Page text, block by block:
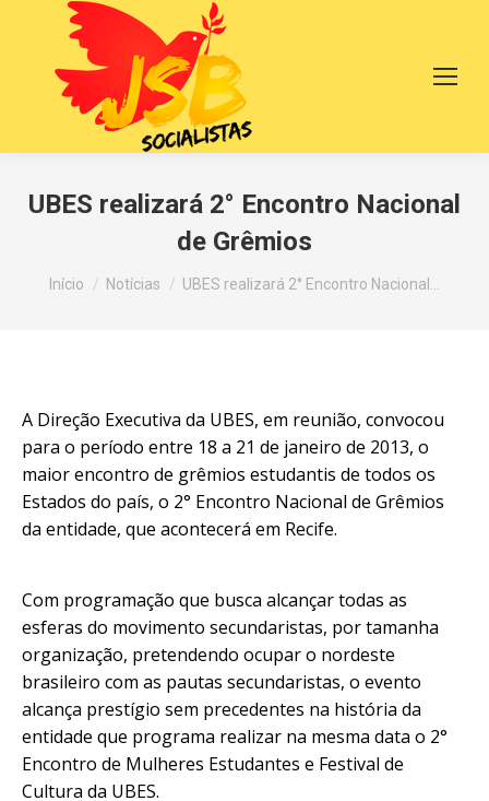
UBES realizará 2° Encontro Nacional
de Grêmios
Você está aqui:
Início Notícias UBES realizará 2° Encontro Nacional…
A Direção Executiva da UBES, em reunião, convocou
para o período entre 18 a 21 de janeiro de 2013, o
maior encontro de grêmios estudantis de todos os
Estados do país, o 2° Encontro Nacional de Grêmios
da entidade, que acontecerá em Recife.
Com programação que busca alcançar todas as
esferas do movimento secundaristas, por tamanha
organização, pretendendo ocupar o nordeste
brasileiro com as pautas secundaristas, o evento
alcança prestígio sem precedentes na história da
entidade que programa realizar na mesma data o 2°
Encontro de Mulheres Estudantes e Festival de
Cultura da UBES.